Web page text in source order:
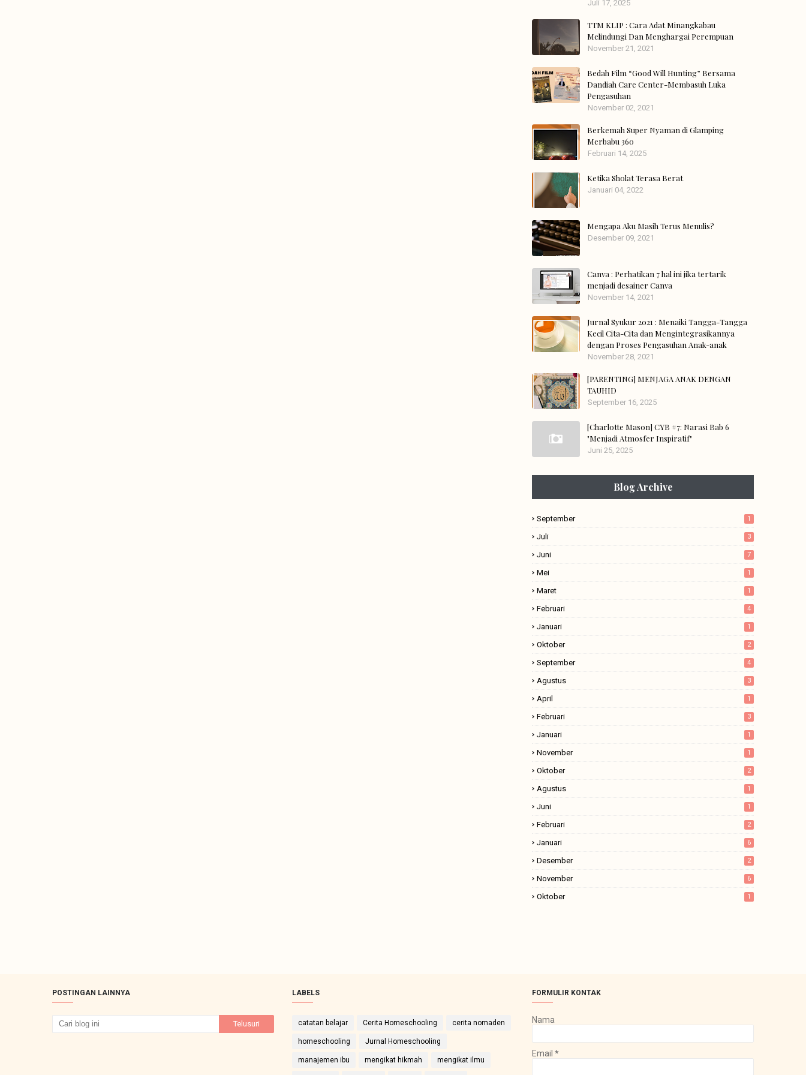
Juli 17, 2025
TTM KLIP : Cara Adat Minangkabau
Melindungi Dan Menghargai Perempuan
November 21, 2021
Bedah Film “Good Will Hunting” Bersama
Dandiah Care Center-Membasuh Luka
Pengasuhan
November 02, 2021
Berkemah Super Nyaman di Glamping
Merbabu 360
Februari 14, 2025
Ketika Sholat Terasa Berat
Januari 04, 2022
Mengapa Aku Masih Terus Menulis?
Desember 09, 2021
Canva : Perhatikan 7 hal ini jika tertarik
menjadi desainer Canva
November 14, 2021
Jurnal Syukur 2021 : Menaiki Tangga-Tangga
Kecil Cita-Cita dan Mengintegrasikannya
dengan Proses Pengasuhan Anak-anak
November 28, 2021
[PARENTING] MENJAGA ANAK DENGAN
TAUHID
September 16, 2025
[Charlotte Mason] CYB #7: Narasi Bab 6
"Menjadi Atmosfer Inspiratif"
Juni 25, 2025
Blog Archive
September 1
Juli 3
Juni 7
Mei 1
Maret 1
Februari 4
Januari 1
Oktober 2
September 4
Agustus 3
April 1
Februari 3
Januari 1
November 1
Oktober 2
Agustus 1
Juni 1
Februari 2
Januari 6
Desember 2
November 6
Oktober 1
POSTINGAN LAINNYA LABELS
catatan belajar Cerita Homeschooling cerita nomaden
homeschooling Jurnal Homeschooling
manajemen ibu mengikat hikmah mengikat ilmu
FORMULIR KONTAK
Nama
Email *